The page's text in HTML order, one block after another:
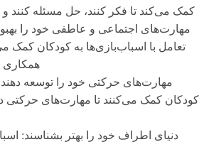
کمک می‌کند تا فکر کنند، حل مسئله کنند و
مهارت‌های اجتماعی و عاطفی خود را
تعامل با اسباب‌بازی‌ها به کودکان کمک
همکاری
مهارت‌های حرکتی خود را توسعه
کودکان کمک می‌کنند تا مهارت‌های
دنیای اطراف خود را بهتر بشناسند: